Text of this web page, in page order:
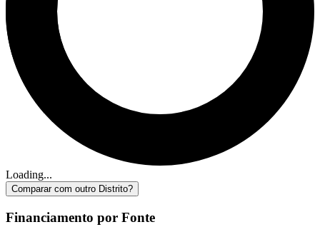
Loading...
Comparar com outro Distrito?
Financiamento por Fonte